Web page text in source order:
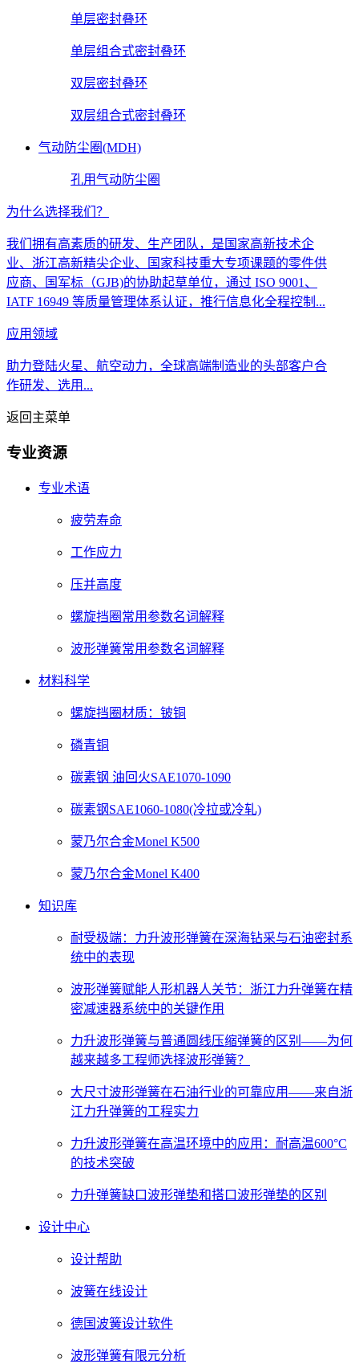
单层密封叠环
单层组合式密封叠环
双层密封叠环
双层组合式密封叠环
气动防尘圈(MDH)
孔用气动防尘圈
为什么选择我们？
我们拥有高素质的研发、生产团队，是国家高新技术企
业、浙江高新精尖企业、国家科技重大专项课题的零件供
应商、国军标（GJB)的协助起草单位，通过 ISO 9001、
IATF 16949 等质量管理体系认证，推行信息化全程控制...
应用领域
助力登陆火星、航空动力，全球高端制造业的头部客户合
作研发、选用...
返回主菜单
专业资源
专业术语
疲劳寿命
工作应力
压并高度
螺旋挡圈常用参数名词解释
波形弹簧常用参数名词解释
材料科学
螺旋挡圈材质：铍铜
磷青铜
碳素钢 油回火SAE1070-1090
碳素钢SAE1060-1080(冷拉或冷轧)
蒙乃尔合金Monel K500
蒙乃尔合金Monel K400
知识库
耐受极端：力升波形弹簧在深海钻采与石油密封系
统中的表现
波形弹簧赋能人形机器人关节：浙江力升弹簧在精
密减速器系统中的关键作用
力升波形弹簧与普通圆线压缩弹簧的区别——为何
越来越多工程师选择波形弹簧？
大尺寸波形弹簧在石油行业的可靠应用——来自浙
江力升弹簧的工程实力
力升波形弹簧在高温环境中的应用：耐高温600°C
的技术突破
力升弹簧缺口波形弹垫和搭口波形弹垫的区别
设计中心
设计帮助
波簧在线设计
德国波簧设计软件
波形弹簧有限元分析